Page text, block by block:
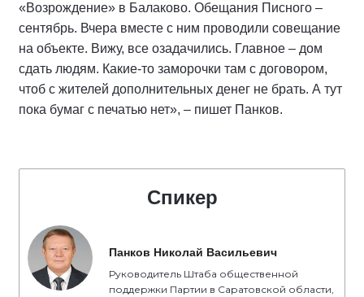
«Возрождение» в Балаково. Обещания Писного –
сентябрь. Вчера вместе с ним проводили совещание
на объекте. Вижу, все озадачились. Главное – дом
сдать людям. Какие-то заморочки там с договором,
чтоб с жителей дополнительных денег не брать. А тут
пока бумаг с печатью нет», – пишет Панков.
Спикер
Панков Николай Васильевич
Руководитель Штаба общественной
поддержки Партии в Саратовской области,